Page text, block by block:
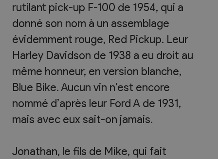
rutilant pick-up F-100 de 1954, qui a
donné son nom à un assemblage
évidemment rouge, Red Pickup. Leur
Harley Davidson de 1938 a eu droit au
même honneur, en version blanche,
Blue Bike. Aucun vin n’est encore
nommé d’après leur Ford A de 1931,
mais avec eux sait-on jamais.
Jonathan, le fils de Mike, qui fait